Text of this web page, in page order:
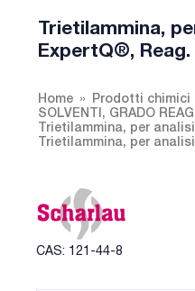
Trietilammina,
ExpertQ®, Reag.
Home
Prodotti chimici
SOLVENTI, GRADO
Trietilammina, per
Trietilammina, per
CAS: 121-44-8